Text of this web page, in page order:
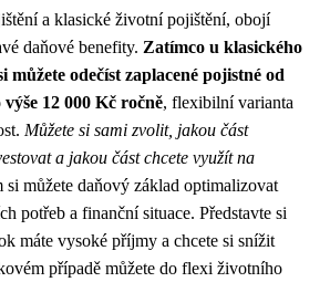
a klasické životní pojištění, obojí
daňové benefity. Zatímco u klasického
můžete odečíst zaplacené pojistné od
12 000 Kč ročně, flexibilní varianta
Můžete si sami zvolit, jakou část
a jakou část chcete využít na
si můžete daňový základ optimalizovat
potřeb a finanční situace. Představte si
máte vysoké příjmy a chcete si snížit
případě můžete do flexi životního